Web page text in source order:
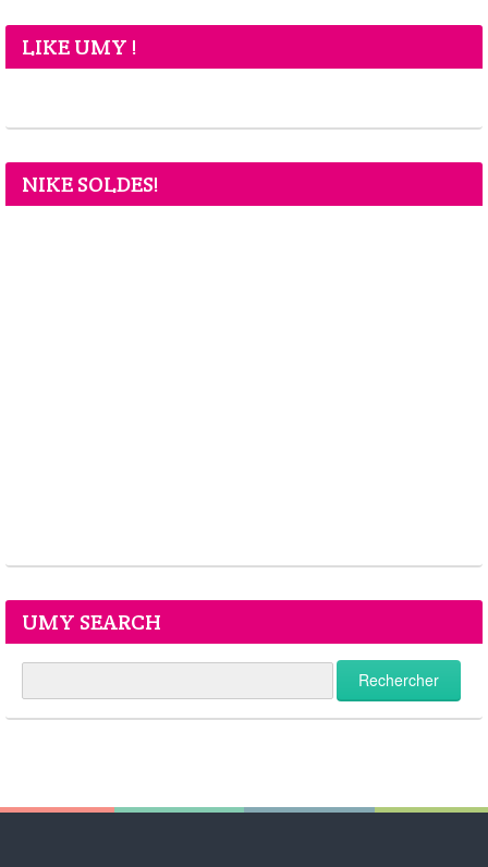
LIKE UMY !
NIKE SOLDES!
UMY SEARCH